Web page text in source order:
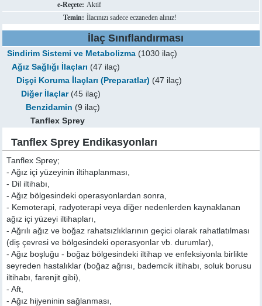
e-Reçete: Aktif
Temin: İlacınızı sadece eczaneden alınız!
İlaç Sınıflandırması
Sindirim Sistemi ve Metabolizma (1030 ilaç)
Ağız Sağlığı İlaçları (47 ilaç)
Dişçi Koruma İlaçları (Preparatlar) (47 ilaç)
Diğer İlaçlar(45 ilaç)
Benzidamin (9 ilaç)
Tanflex Sprey
Tanflex Sprey Endikasyonları
Tanflex Sprey;
- Ağız içi yüzeyinin iltihaplanması,
- Dil iltihabı,
- Ağız bölgesindeki operasyonlardan sonra,
- Kemoterapi, radyoterapi veya diğer nedenlerden kaynaklanan
ağız içi yüzeyi iltihapları,
- Ağrılı ağız ve boğaz rahatsızlıklarının geçici olarak rahatlatılması
(diş çevresi ve bölgesindeki operasyonlar vb. durumlar),
- Ağız boşluğu - boğaz bölgesindeki iltihap ve enfeksiyonla birlikte
seyreden hastalıklar (boğaz ağrısı, bademcik iltihabı, soluk borusu
iltihabı, farenjit gibi),
- Aft,
- Ağız hijyeninin sağlanması,